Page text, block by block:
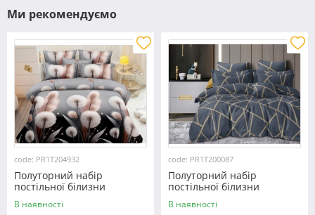
Ми рекомендуємо
code: PR1T204932
Полуторний набір
постільної білизни
150*220 із полікотону
№204932 Черешенька™
В наявності
code: PR1T200087
Полуторний набір
постільної білизни
150*220 із полікотону
№200087 Черешенька™
В наявності